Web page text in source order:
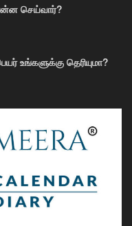
செய்வார்?
உங்களுக்கு தெரியுமா?